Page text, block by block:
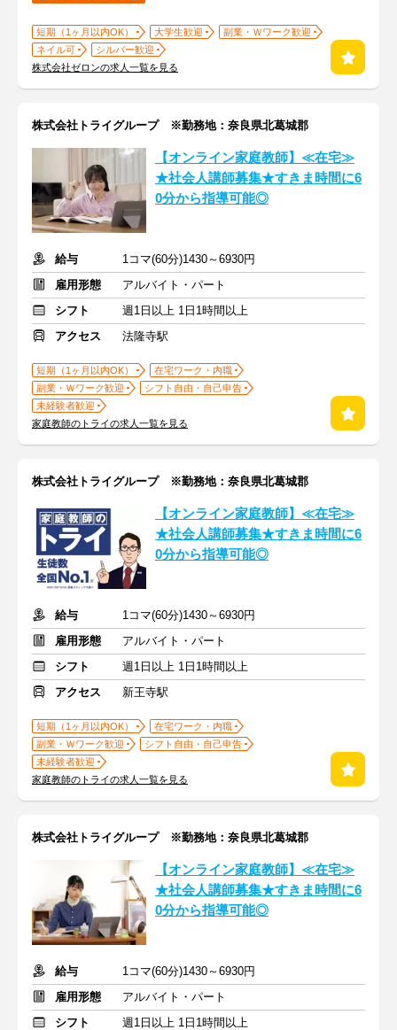
短期（1ヶ月以内OK） 大学生歓迎
副業・Ｗワーク歓迎
ネイル可
シルバー歓迎
株式会社ゼロンの求人一覧を見る
株式会社トライグループ ※勤務地：奈良県北葛城郡
【オンライン家庭教師】≪在宅≫
★社会人講師募集★すきま時間に6
0分から指導可能◎
給与
1コマ(60分)1430～6930円
雇用形態
アルバイト・パート
シフト
週1日以上 1日1時間以上
アクセス
法隆寺駅
短期（1ヶ月以内OK）
在宅ワーク・内職
副業・Ｗワーク歓迎
シフト自由・自己申告
未経験者歓迎
家庭教師のトライの求人一覧を見る
株式会社トライグループ ※勤務地：奈良県北葛城郡
【オンライン家庭教師】≪在宅≫
★社会人講師募集★すきま時間に6
0分から指導可能◎
給与
1コマ(60分)1430～6930円
雇用形態
アルバイト・パート
シフト
週1日以上 1日1時間以上
アクセス
新王寺駅
短期（1ヶ月以内OK）
在宅ワーク・内職
副業・Ｗワーク歓迎
シフト自由・自己申告
未経験者歓迎
家庭教師のトライの求人一覧を見る
株式会社トライグループ ※勤務地：奈良県北葛城郡
【オンライン家庭教師】≪在宅≫
★社会人講師募集★すきま時間に6
0分から指導可能◎
給与
1コマ(60分)1430～6930円
雇用形態
アルバイト・パート
シフト
週1日以上 1日1時間以上